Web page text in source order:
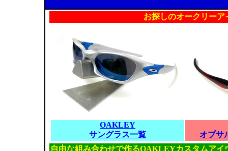
お探しのオークリー
OAKLEY
サングラス一覧
オプサ
自由な組み合わせで作るOAKLEYカスタムアイ